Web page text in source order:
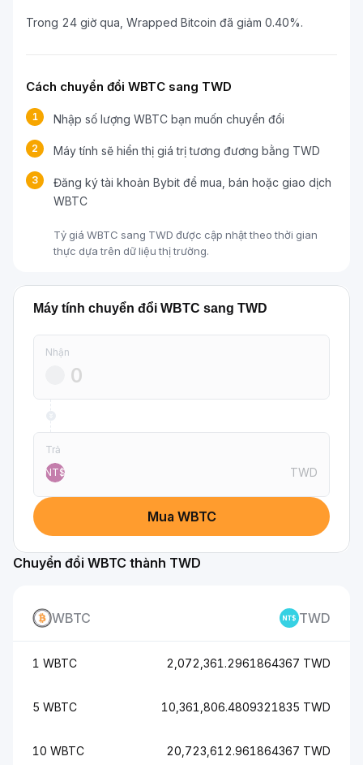
Trong 24 giờ qua, Wrapped Bitcoin đã giảm 0.40%.
Cách chuyển đổi WBTC sang TWD
1 Nhập số lượng WBTC bạn muốn chuyển đổi
2 Máy tính sẽ hiển thị giá trị tương đương bằng TWD
3
Đăng ký tài khoản Bybit để mua, bán hoặc giao dịch
WBTC
Tỷ giá WBTC sang TWD được cập nhật theo thời gian
thực dựa trên dữ liệu thị trường.
Máy tính chuyển đổi WBTC sang TWD
Nhận
Trả
NT$
TWD
Mua WBTC
Chuyển đổi WBTC thành TWD
WBTC TWD
1 WBTC 2,072,361.2961864367 TWD
5 WBTC 10,361,806.4809321835 TWD
10 WBTC 20,723,612.961864367 TWD